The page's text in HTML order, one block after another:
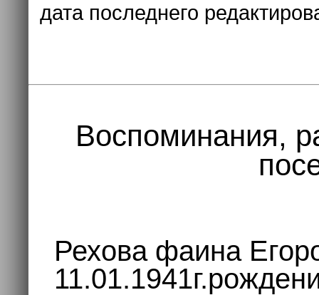
дата последнего
Воспоминания,
Рехова фаина